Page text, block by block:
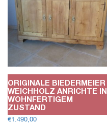
ORIGINALE BIEDERMEIER
WEICHHOLZ ANRICHTE IN
WOHNFERTIGEM
ZUSTAND
€1.490,00